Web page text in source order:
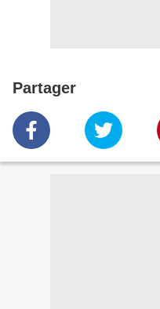
Partager